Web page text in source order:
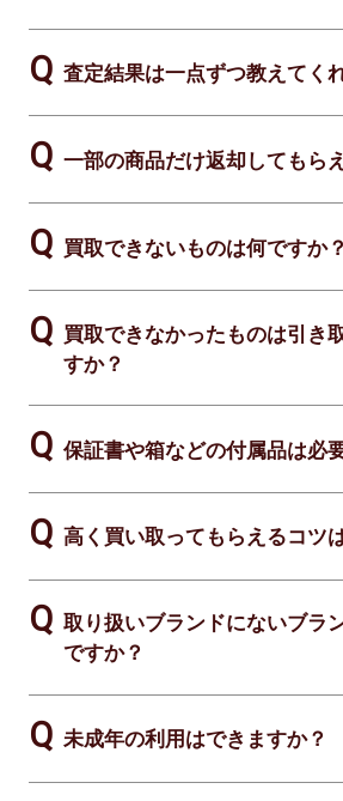
査定結果は一点ずつ教えてく
一部の商品だけ返却してもら
買取できないものは何ですか？
買取できなかったものは引き
すか？
保証書や箱などの付属品は必
高く買い取ってもらえるコツ
取り扱いブランドにないブラ
ですか？
未成年の利用はできますか？